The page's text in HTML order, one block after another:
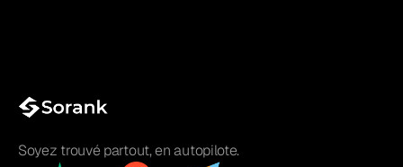
Soyez trouvé partout, en autopilote.